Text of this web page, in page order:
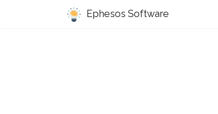
Ephesos Software